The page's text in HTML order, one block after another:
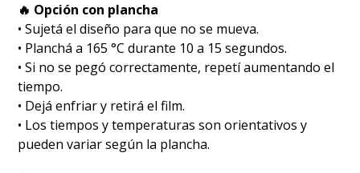
🔥 Opción con plancha
• Sujetá el diseño para que no se mueva.
• Planchá a 165 °C durante 10 a 15 segundos.
• Si no se pegó correctamente, repetí aumentando el
tiempo.
• Dejá enfriar y retirá el film.
• Los tiempos y temperaturas son orientativos y
pueden variar según la plancha.